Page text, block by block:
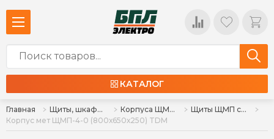
КАТАЛОГ
Главная Щиты, шкафы, корпуса и изделия к ним Корпуса ЩМП, ЩУР, ЩРН, КСРМ, аксессуары
Щиты ЩМП с монтажной панелью (металл)
Корпус мет ЩМП-4-0 (800х650х250) TDM